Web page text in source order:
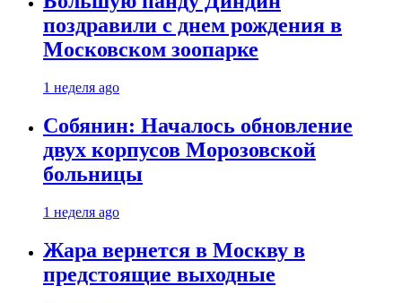
поздравили с днем рождения в
Московском зоопарке
1 неделя ago
Собянин: Началось обновление
двух корпусов Морозовской
больницы
1 неделя ago
Жара вернется в Москву в
предстоящие выходные